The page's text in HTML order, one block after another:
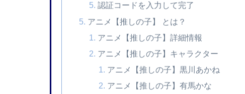
認証コードを入力して完了
アニメ【推しの子】 とは？
アニメ【推しの子】詳細情報
アニメ【推しの子】キャラクター
アニメ【推しの子】黒川あかね
アニメ【推しの子】有馬かな